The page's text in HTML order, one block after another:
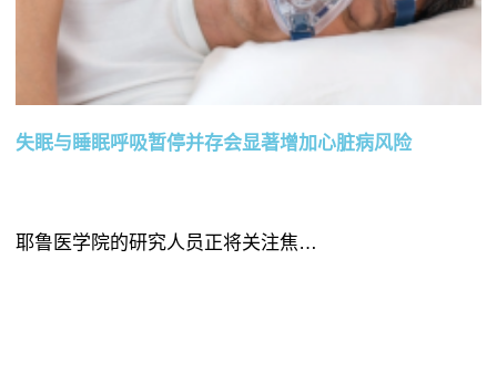
失眠与睡眠呼吸暂停并存会显著增加心脏病风险
耶鲁医学院的研究人员正将关注焦…